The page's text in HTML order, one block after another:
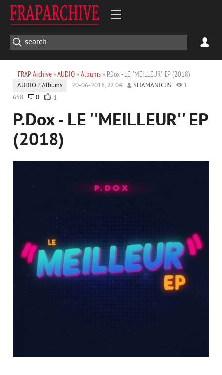
FRAP Archive» AUDIO» Albums» P.Dox - LE ''MEILLEUR'' EP (2018)
AUDIO /Albums 20-06-2018, 22:04 SHAMANICUS
1
658
0 1
P.Dox - LE ''MEILLEUR'' EP
(2018)